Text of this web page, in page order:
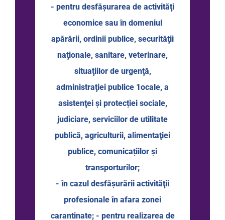
- pentru desfăşurarea de activităţi
economice sau în domeniul
apărării, ordinii publice, securităţii
naţionale, sanitare, veterinare,
situaţiilor de urgenţă,
administraţiei publice 1ocale, a
asistenţei şi protecției sociale,
judiciare, serviciilor de utilitate
publică, agriculturii, alimentaţiei
publice, comunicațiilor şi
transporturilor;
- în cazul desfăşurării activităţii
profesionale în afara zonei
carantinate; - pentru realizarea de